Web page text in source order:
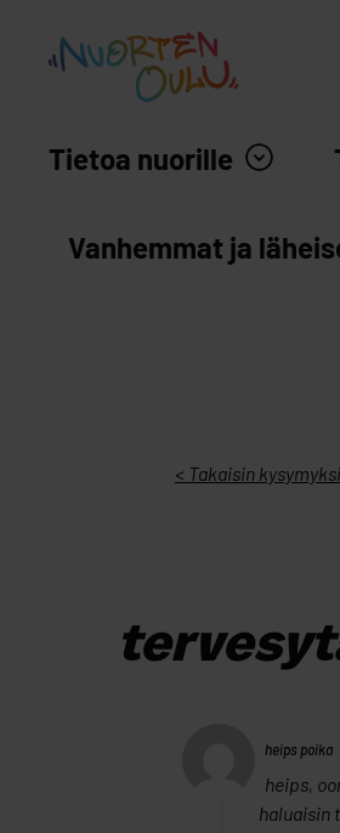
Nuortenoulu.fi etusivu
Tietoa nuorille
Vanhemmat ja
< Takaisin
heips poika
heips,
haluaisin